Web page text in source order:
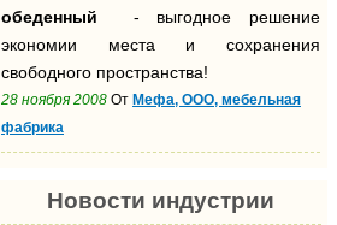
обеденный - выгодное решение
экономии места и сохранения
свободного пространства!
28 ноября 2008 От Мефа, ООО, мебельная
фабрика
Новости индустрии